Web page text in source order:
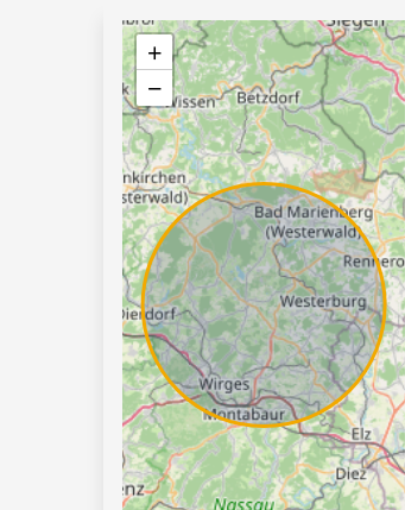
+
−